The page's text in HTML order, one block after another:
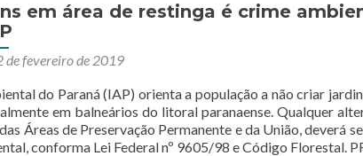
em área de restinga é crime
de fevereiro de 2019
do Paraná (IAP) orienta a população a não criar
em balneários do litoral paranaense. Qualquer
Áreas de Preservação Permanente e da União, deverá
conforma Lei Federal nº 9605/98 e Código Florestal.